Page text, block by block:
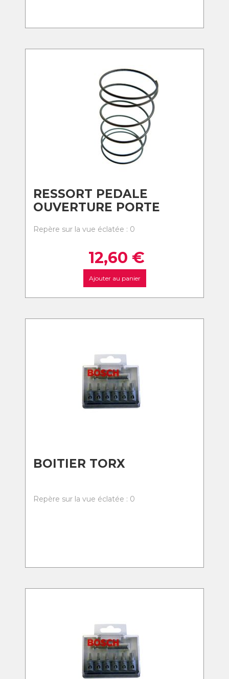
RESSORT PEDALE
OUVERTURE PORTE
Repère sur la vue éclatée : 0
12,60 €
Ajouter au panier
BOITIER TORX
Repère sur la vue éclatée : 0